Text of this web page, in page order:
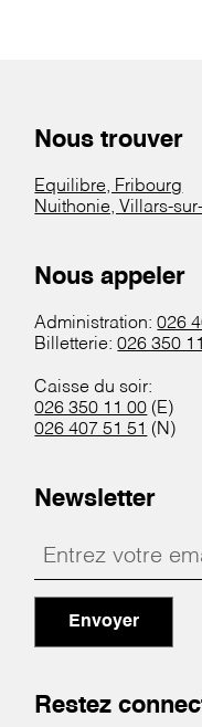
Nous trouver
Equilibre, Fribourg
Nuithonie, Villars-
Nous appeler
Administration:026
Billetterie:026 350
Caisse du soir:
026 350 11 00 (E)
026 407 51 51 (N)
Newsletter
Envoyer
Restez